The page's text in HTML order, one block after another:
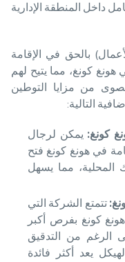
داخل المنطقة الإدارية
بالحق في الإقامة
كونغ، مما يتيح لهم
من مزايا التوطين
التالية:
كونغ:يمكن لرجال
في هونغ كونغ فتح
مما يسهل
:تتمتع الشركة التي
كونغ بفرص أكبر
من التدقيق
يعد أكثر فائدة